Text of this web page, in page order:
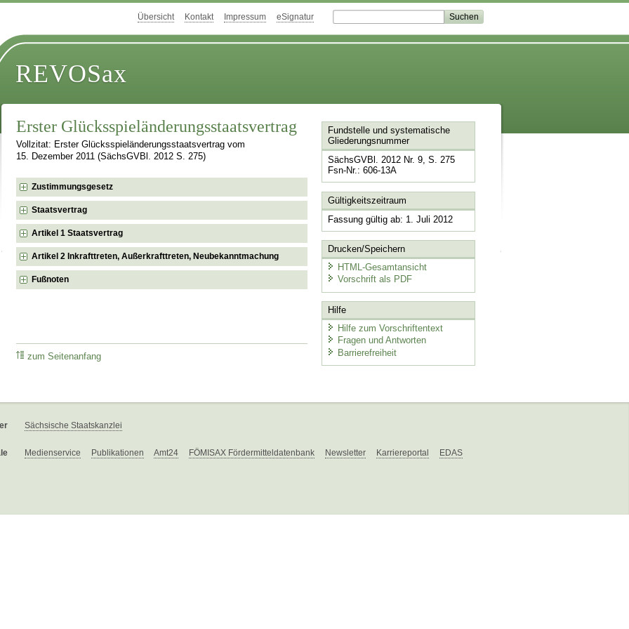
Übersicht Kontakt Impressum eSignatur
REVOSax
Erster Glücksspieländerungsstaatsvertrag
Vollzitat: Erster Glücksspieländerungsstaatsvertrag vom
15. Dezember 2011 (SächsGVBl. 2012 S. 275)
Zustimmungsgesetz
Staatsvertrag
Artikel 1 Staatsvertrag
Artikel 2 Inkrafttreten, Außerkrafttreten, Neubekanntmachung
Fußnoten
zum Seitenanfang
Fundstelle und systematische
Gliederungsnummer
SächsGVBl. 2012 Nr. 9, S. 275
Fsn-Nr.: 606-13A
Gültigkeitszeitraum
Fassung gültig ab: 1. Juli 2012
Drucken/Speichern
HTML-Gesamtansicht
Vorschrift als PDF
Hilfe
Hilfe zum Vorschriftentext
Fragen und Antworten
Barrierefreiheit
Sächsische Staatskanzlei
Medienservice Publikationen Amt24 FÖMISAX Fördermitteldatenbank Newsletter Karriereportal EDAS